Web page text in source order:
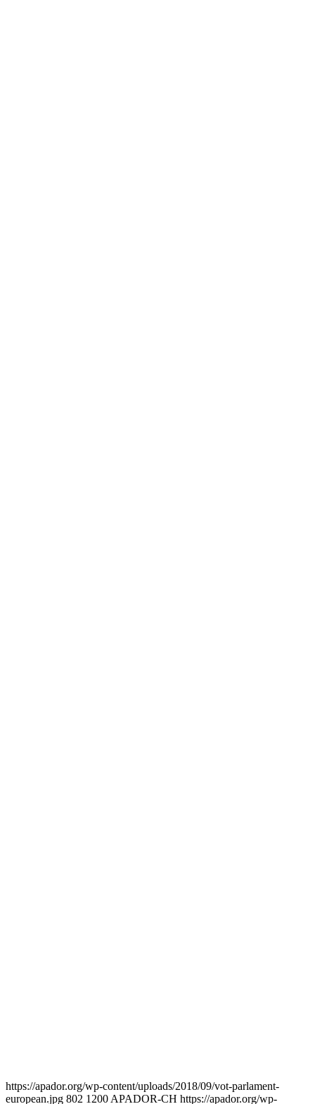
https://apador.org/wp-content/uploads/2018/09/vot-parlament-
european.jpg 802 1200 APADOR-CH https://apador.org/wp-